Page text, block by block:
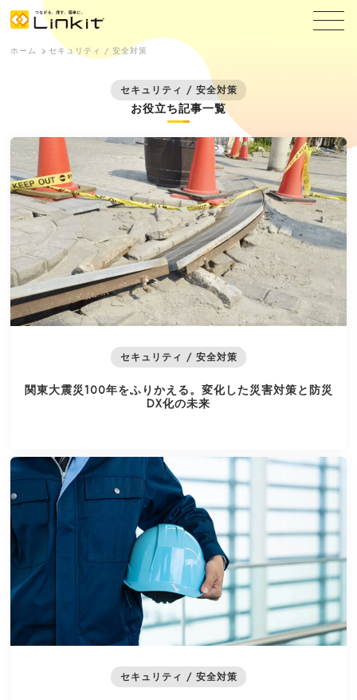
ホーム セキュリティ / 安全対策
セキュリティ / 安全対策
お役立ち記事一覧
セキュリティ / 安全対策
関東大震災100年をふりかえる。変化した災害対策と防災
DX化の未来
セキュリティ / 安全対策